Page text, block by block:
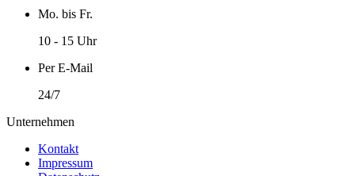
Mo. bis Fr.
10 - 15 Uhr
Per E-Mail
24/7
Unternehmen
Kontakt
Impressum